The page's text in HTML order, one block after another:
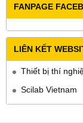
FANPAGE
LIÊN KẾT
Thiết bị thí
Scilab Vietnam